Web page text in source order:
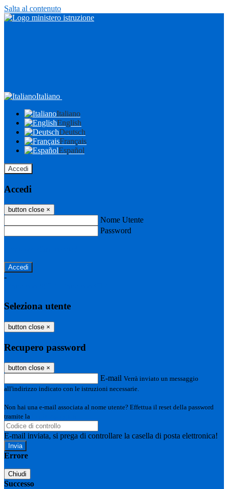
Salta al contenuto
Italiano
Italiano
English
Deutsch
Français
Español
Accedi
Accedi
button close ×
Nome Utente
Password
-
Seleziona utente
button close ×
Recupero password
button close ×
E-mail Verrà inviato un messaggio
all'indirizzo indicato con le istruzioni necessarie.
Non hai una e-mail associata al nome utente? Effettua il reset della password
tramite la
E-mail inviata, si prega di controllare la casella di posta elettronica!
Errore
Chiudi
Successo